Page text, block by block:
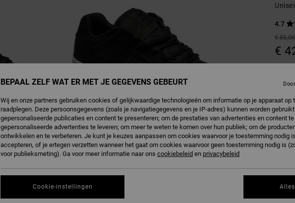
4.7
€ 85,00
€
Kleur
BEPAAL ZELF WAT ER MET JE GEGEVENS GEBEURT
Wij en onze partners gebruiken cookies of gelijkwaardige technologieën om informatie op je apparaat op
raadplegen. Deze persoonsgegevens (zoals je navigatiegegevens en je IP-adres) kunnen worden
gepersonaliseerde publicaties en content te presenteren; om de prestaties van advertenties en content
gepersonaliseerde advertenties te leveren; om meer te weten te komen over hun publiek; om de
ontwikkelen en te verbeteren. Je kunt je keuzes aanpassen om cookies waarvoor je toestemming nodig
accepteren, of je ertegen verzetten wanneer het gaat om cookies waarvoor geen toestemming nodig is
voor publieksmeting). Ga voor meer informatie naar ons cookiebeleid en privacybeleid
Cookie-instellingen